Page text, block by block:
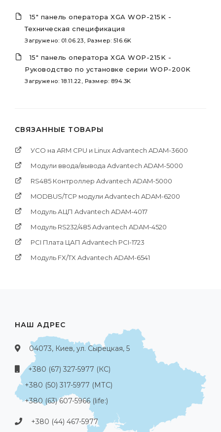
15" панель оператора XGA WOP-215K -
Техническая спецификация
Загружено: 01.06.23, Размер: 516.6K
15" панель оператора XGA WOP-215K -
Руководство по установке серии WOP-200K
Загружено: 18.11.22, Размер: 894.3K
СВЯЗАННЫЕ ТОВАРЫ
УСО на ARM CPU и Linux Advantech ADAM-3600
Модули ввода/вывода Advantech ADAM-5000
RS485 Контроллер Advantech ADAM-5000
MODBUS/TCP модули Advantech ADAM-6200
Модуль АЦП Advantech ADAM-4017
Модуль RS232/485 Advantech ADAM-4520
PCI Платa ЦАП Advantech PCI-1723
Модуль FX/TX Advantech ADAM-6541
НАШ АДРЕС
04073, Киев, ул. Сырецкая, 5
+380 (67) 327-5977 (КС)
+380 (50) 317-5977 (МТС)
+380 (63) 607-5966 (life:)
+380 (44) 467-5977